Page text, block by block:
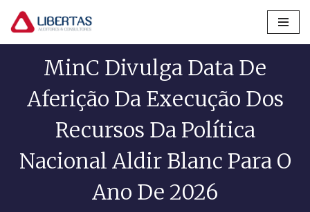
Pular
conteúdo
MinC Divulga Data De
Aferição Da Execução Dos
Recursos Da Política
Nacional Aldir Blanc Para O
Ano De 2026